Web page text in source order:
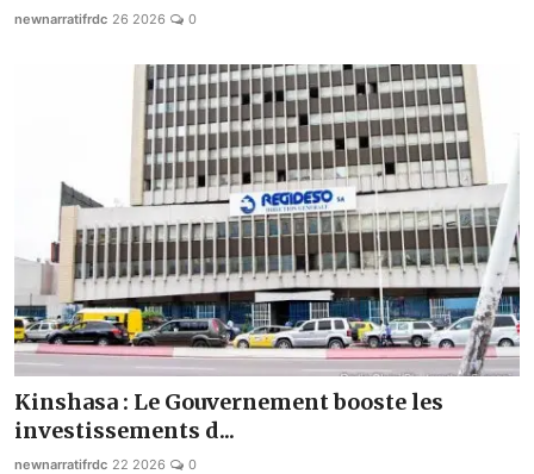
newnarratifrdc 26 2026 0
Kinshasa : Le Gouvernement booste les
investissements d...
newnarratifrdc 22 2026 0